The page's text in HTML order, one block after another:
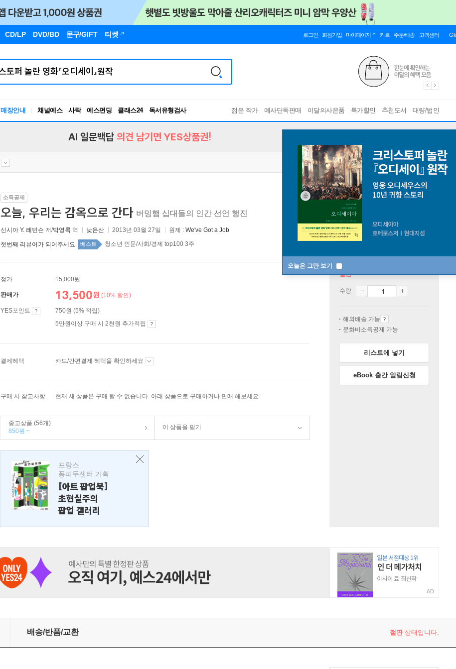
CD/LP DVD/BD 문구/GIFT 티켓 로그인 회원가입 마이페이지 카트 주문/배송 고객센터
매장안내 채널예스 사락 예스펀딩 클래스24
독서유형검사
RBTI Lab
젊은 작가 예사단독판매 이달의사은품 특가할인 추천도서 대량/법인
오늘은 그만 보기
AI 일문백답 의견 남기면 YES상품권!
소득공제
오늘, 우리는 감옥으로 간다 버밍햄 십대들의 인간 선언 행진
신시아 Y. 레빈슨 저/박영록 역 낮은산 2013년 03월 27일 원제 : We've Got a Job
첫번째 리뷰어가 되어주세요. 베스트 청소년 인문/사회/경제 top100 3주
정가 15,000원
판매가 13,500원 (10% 할인)
YES포인트
750원 (5% 적립)
5만원이상 구매 시 2천원 추가적립
결제혜택 카드/간편결제 혜택을 확인하세요
구매 시 참고사항 현재 새 상품은 구매 할 수 없습니다. 아래 상품으로 구매하거나 판매 해보세요.
중고상품 (56개)
850원 ~
이 상품을 팔기
프랑스
퐁피두센터 기획
[아트 팝업북]
초현실주의
팝업 갤러리
절판
수량
해외배송 가능
문화비소득공제 가능
리스트에 넣기
eBook 출간 알림신청
AD
배송/반품/교환 절판상태입니다.